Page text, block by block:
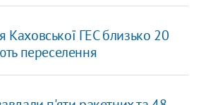
Каховської ГЕС близько 20
переселення